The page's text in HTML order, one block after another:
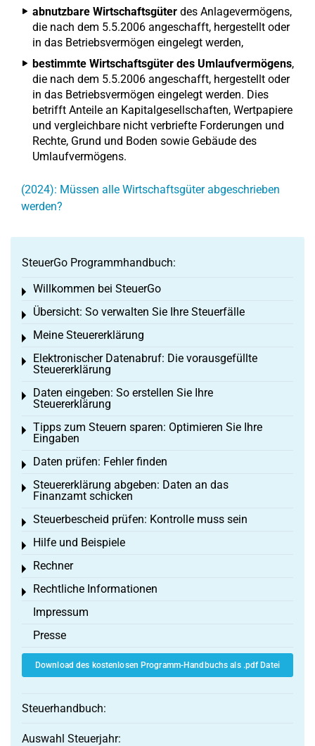
abnutzbare Wirtschaftsgüter des Anlagevermögens,
die nach dem 5.5.2006 angeschafft, hergestellt oder
in das Betriebsvermögen eingelegt werden,
bestimmte Wirtschaftsgüter des Umlaufvermögens,
die nach dem 5.5.2006 angeschafft, hergestellt oder
in das Betriebsvermögen eingelegt werden. Dies
betrifft Anteile an Kapitalgesellschaften, Wertpapiere
und vergleichbare nicht verbriefte Forderungen und
Rechte, Grund und Boden sowie Gebäude des
Umlaufvermögens.
(2024): Müssen alle Wirtschaftsgüter abgeschrieben
werden?
SteuerGo Programmhandbuch:
Willkommen bei SteuerGo
Toggle menu
Übersicht: So verwalten Sie Ihre Steuerfälle
Toggle menu
Meine Steuererklärung
Toggle menu
Elektronischer Datenabruf: Die vorausgefüllte
Steuererklärung
Toggle menu
Daten eingeben: So erstellen Sie Ihre
Steuererklärung
Toggle menu
Tipps zum Steuern sparen: Optimieren Sie Ihre
Eingaben
Toggle menu
Daten prüfen: Fehler finden
Toggle menu
Steuererklärung abgeben: Daten an das
Finanzamt schicken
Toggle menu
Steuerbescheid prüfen: Kontrolle muss sein
Toggle menu
Hilfe und Beispiele
Toggle menu
Rechner
Toggle menu
Rechtliche Informationen
Toggle menu
Impressum
Presse
Download des kostenlosen Programm-Handbuchs als .pdf Datei
Steuerhandbuch:
Auswahl Steuerjahr: